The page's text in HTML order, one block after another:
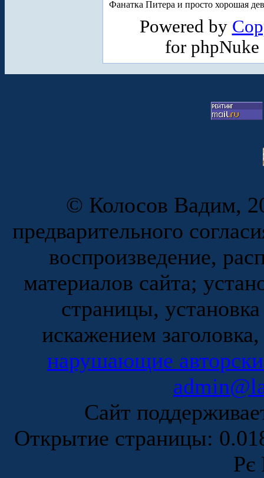
Фанатка Питера и просто хорошая
Powered by
for
© Колосов Вадим,
предварительного
воспроизведение,
материалов сайта;
страницы,
искажением
нарушающие
Сайт
Открытие страницы:
Рє